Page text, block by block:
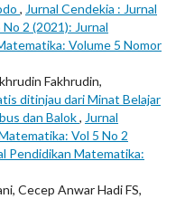
, Jurnal Cendekia : Jurnal
2 (2021): Jurnal
Volume 5 Nomor
Fakhrudin,
ditinjau dari Minat Belajar
dan Balok, Jurnal
Vol 5 No 2
Pendidikan Matematika:
Cecep Anwar Hadi FS,